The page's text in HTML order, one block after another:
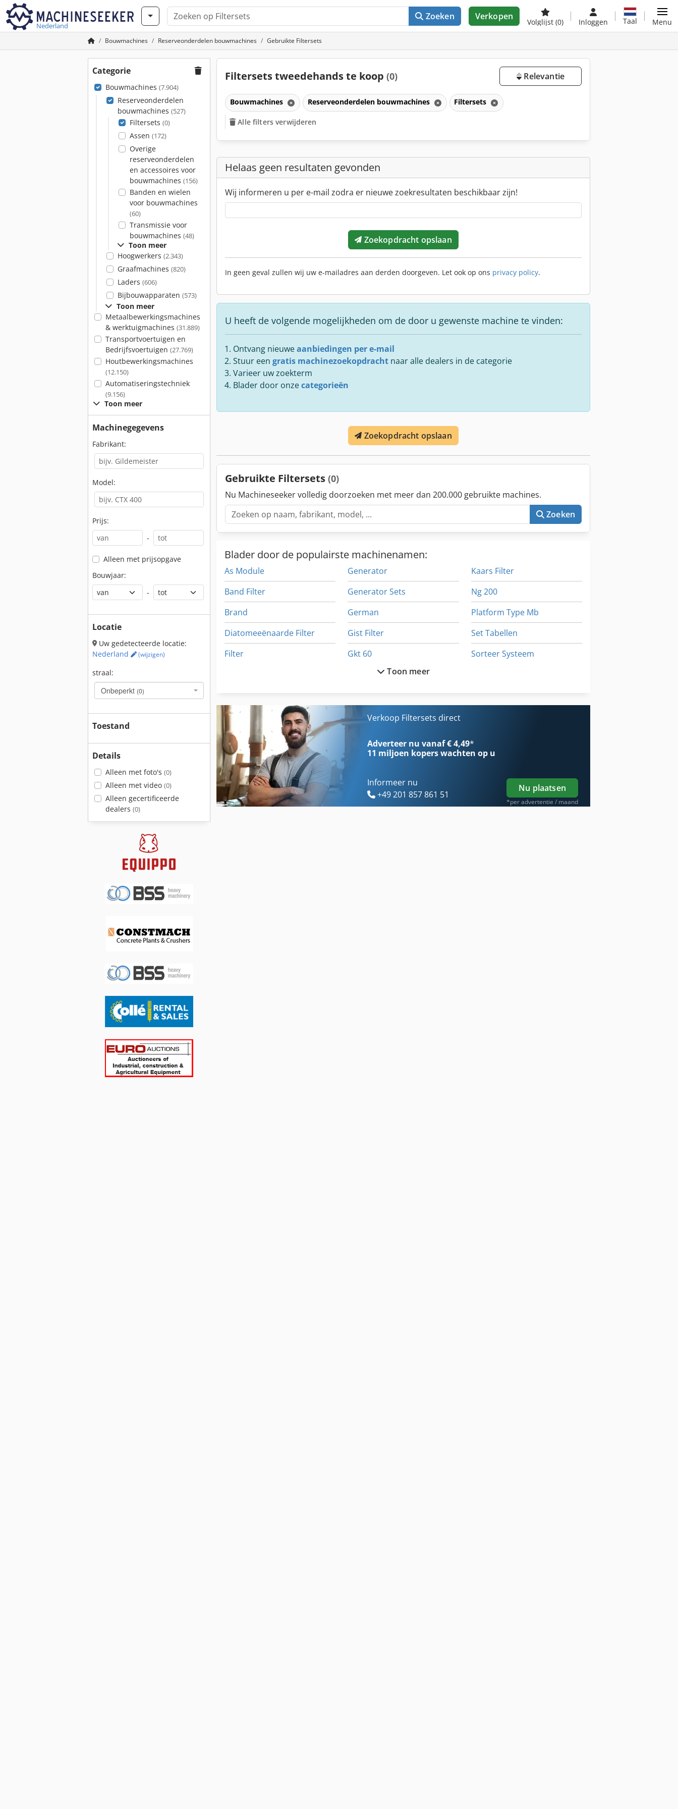
Nederland
Zoeken Verkopen
Volglijst (0) Inloggen Taal Menu
Bouwmachines Reserveonderdelen bouwmachines Gebruikte Filtersets
Categorie
Bouwmachines (7.904)
Reserveonderdelen
bouwmachines (527)
Filtersets (0)
Assen (172)
Overige
reserveonderdelen
en accessoires voor
bouwmachines (156)
Banden en wielen
voor bouwmachines
(60)
Transmissie voor
bouwmachines (48)
Toon meer
Hoogwerkers (2.343)
Graafmachines (820)
Laders (606)
Bijbouwapparaten (573)
Toon meer
Metaalbewerkingsmachines
& werktuigmachines (31.889)
Transportvoertuigen en
Bedrijfsvoertuigen (27.769)
Houtbewerkingsmachines
(12.150)
Automatiseringstechniek
(9.156)
Toon meer
Machinegegevens
Fabrikant:
Model:
Prijs:
-
Alleen met prijsopgave
Bouwjaar:
-
Locatie
Uw gedetecteerde locatie:
Nederland
(wijzigen)
straal:
Onbeperkt (0)
Toestand
Details
Alleen met foto's (0)
Alleen met video (0)
Alleen gecertificeerde
dealers (0)
Filtersets tweedehands te koop (0) Relevantie
Bouwmachines Reserveonderdelen bouwmachines Filtersets
Alle filters verwijderen
Helaas geen resultaten gevonden
Wij informeren u per e-mail zodra er nieuwe zoekresultaten beschikbaar zijn!
Zoekopdracht opslaan
In geen geval zullen wij uw e-mailadres aan derden doorgeven. Let ook op ons privacy policy.
U heeft de volgende mogelijkheden om de door u gewenste machine te vinden:
Ontvang nieuweaanbiedingen per e-mail
Stuur een gratis machinezoekopdracht naar alle dealers in de categorie
Varieer uw zoekterm
Blader door onzecategorieën
Zoekopdracht opslaan
Gebruikte Filtersets (0)
Nu Machineseeker volledig doorzoeken met meer dan 200.000 gebruikte machines.
Zoeken
Blader door de populairste machinenamen:
As Module
Band Filter
Brand
Diatomeeënaarde Filter
Filter
Filter Regelgever
Gat-Serie
Generator
Generator Sets
German
Gist Filter
Gkt 60
Hogedruk Filter
International 433
Kaars Filter
Ng 200
Platform Type Mb
Set Tabellen
Sorteer Systeem
Toon meer
Verkoop Filtersets direct
Adverteer nu vanaf € 4,49*
11 miljoen koperswachten op u
Informeer nu
+49 201 857 861 51
Nu plaatsen
*per advertentie / maand